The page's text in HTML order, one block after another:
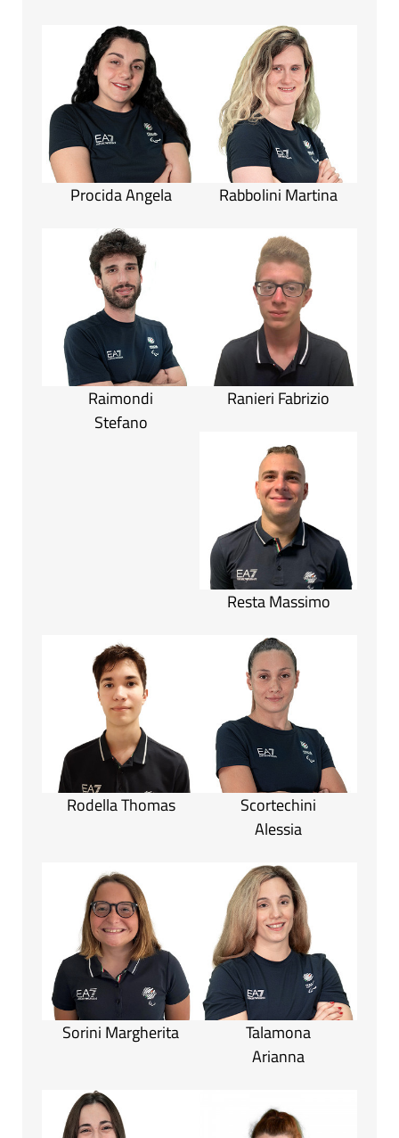
Procida Angela Rabbolini Martina
Raimondi
Stefano
Ranieri Fabrizio
Resta Massimo
Rodella Thomas
Scortechini
Alessia
Sorini Margherita
Talamona
Arianna